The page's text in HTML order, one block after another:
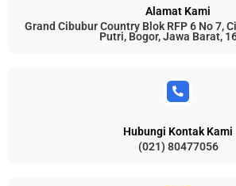
Alamat Kami
Grand Cibubur Country Blok RFP 6 No 7,
Putri, Bogor, Jawa Barat,
Hubungi Kontak Kami
(021) 80477056